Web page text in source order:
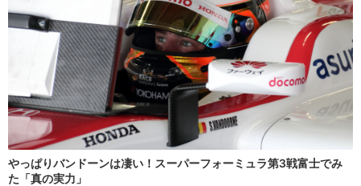
やっぱりバンドーンは凄い！スーパーフォーミュラ第3戦富士でみ
た「真の実力」